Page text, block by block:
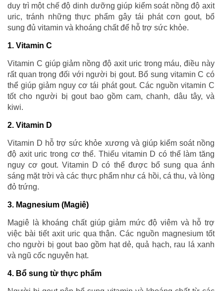
duy trì một chế độ dinh dưỡng giúp kiểm soát nồng độ axit
uric, tránh những thực phẩm gây tái phát cơn gout, bổ
sung đủ vitamin và khoáng chất để hỗ trợ sức khỏe.
1. Vitamin C
Vitamin C giúp giảm nồng độ axit uric trong máu, điều này
rất quan trọng đối với người bị gout. Bổ sung vitamin C có
thể giúp giảm nguy cơ tái phát gout. Các nguồn vitamin C
tốt cho người bị gout bao gồm cam, chanh, dâu tây, và
kiwi.
2. Vitamin D
Vitamin D hỗ trợ sức khỏe xương và giúp kiểm soát nồng
độ axit uric trong cơ thể. Thiếu vitamin D có thể làm tăng
nguy cơ gout. Vitamin D có thể được bổ sung qua ánh
sáng mặt trời và các thực phẩm như cá hồi, cá thu, và lòng
đỏ trứng.
3. Magnesium (Magiê)
Magiê là khoáng chất giúp giảm mức độ viêm và hỗ trợ
việc bài tiết axit uric qua thận. Các nguồn magnesium tốt
cho người bị gout bao gồm hạt dẻ, quả hạch, rau lá xanh
và ngũ cốc nguyên hạt.
4. Bổ sung từ thực phẩm